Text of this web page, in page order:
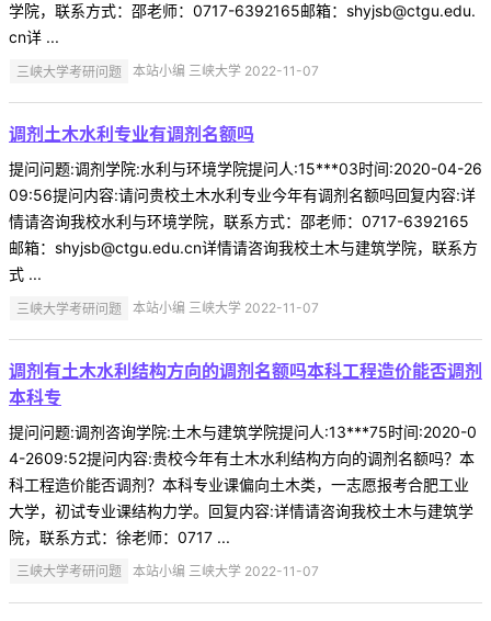
学院，联系方式：邵老师：0717-6392165邮箱：shyjsb@ctgu.edu.
cn详 ...
三峡大学考研问题 本站小编 三峡大学 2022-11-07
调剂土木水利专业有调剂名额吗
提问问题:调剂学院:水利与环境学院提问人:15***03时间:2020-04-26
09:56提问内容:请问贵校土木水利专业今年有调剂名额吗回复内容:详
情请咨询我校水利与环境学院，联系方式：邵老师：0717-6392165
邮箱：shyjsb@ctgu.edu.cn详情请咨询我校土木与建筑学院，联系方
式 ...
三峡大学考研问题 本站小编 三峡大学 2022-11-07
调剂有土木水利结构方向的调剂名额吗本科工程造价能否调剂
本科专
提问问题:调剂咨询学院:土木与建筑学院提问人:13***75时间:2020-0
4-2609:52提问内容:贵校今年有土木水利结构方向的调剂名额吗？本
科工程造价能否调剂？本科专业课偏向土木类，一志愿报考合肥工业
大学，初试专业课结构力学。回复内容:详情请咨询我校土木与建筑学
院，联系方式：徐老师：0717 ...
三峡大学考研问题 本站小编 三峡大学 2022-11-07